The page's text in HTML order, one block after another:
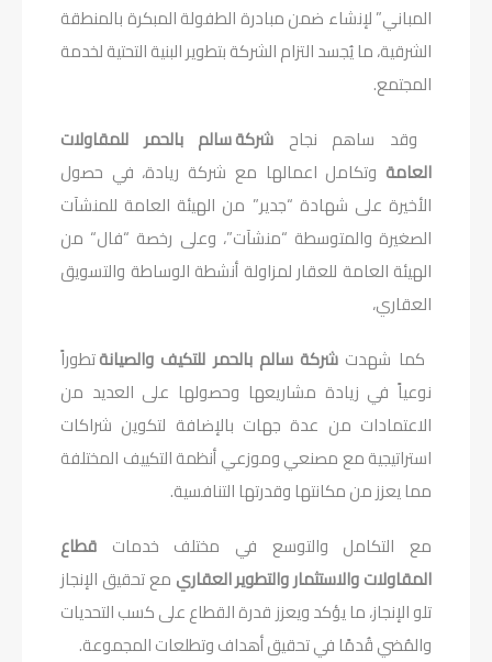
المباني” لإنشاء ضمن مبادرة الطفولة المبكرة بالمنطقة
الشرقية، ما يُجسد التزام الشركة بتطوير البنية التحتية لخدمة
المجتمع.
وقد ساهم نجاح شركة سالم بالحمر للمقاولات
العامة وتكامل اعمالها مع شركة ريادة، في حصول
الأخيرة على شهادة “جدير” من الهيئة العامة للمنشآت
الصغيرة والمتوسطة “منشآت”، وعلى رخصة “فال“ من
الهيئة العامة للعقار لمزاولة أنشطة الوساطة والتسويق
العقاري،
كما شهدت شركة سالم بالحمر للتكيف والصيانةتطوراً
نوعياً في زيادة مشاريعها وحصولها على العديد من
الاعتمادات من عدة جهات بالإضافة لتكوين شراكات
استراتيجية مع مصنعي وموزعي أنظمة التكييف المختلفة
مما يعزز من مكانتها وقدرتها التنافسية.
مع التكامل والتوسع في مختلف خدمات قطاع
المقاولات والاستثمار والتطوير العقاري مع تحقيق الإنجاز
تلو الإنجاز، ما يؤكد ويعزز قدرة القطاع على كسب التحديات
والمُضي قُدمًا في تحقيق أهداف وتطلعات المجموعة.